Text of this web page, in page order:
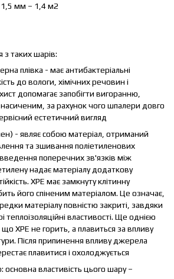
1,5 мм – 1,4 м2
таких шарів:
плівка - має антибактеріальні
до вологи, хімічних речовин і
допомагає запобігти вигоранню,
насиченим, за рахунок чого шпалери довго
естетичний вигляд
- являє собою матеріал, отриманий
та зшивання поліетиленових
поперечних зв'язків між
надає матеріалу додаткову
XPE має замкнуту клітинну
його спіненим матеріалом. Це означає,
матеріалу повністю закриті, завдяки
теплоізоляційні властивості. Ще однією
що ХРЕ не горить, а плавиться за впливу
Після припинення впливу джерела
плавитися і охолоджується
властивість цього шару –